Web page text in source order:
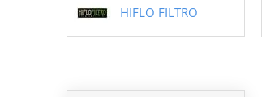
HIFLO FILTRO